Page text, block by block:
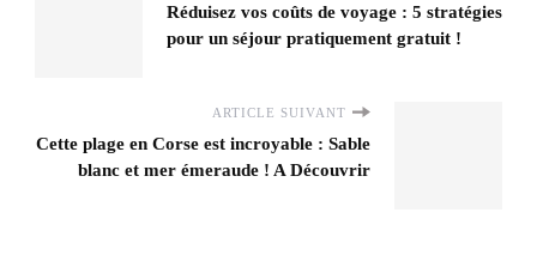
Réduisez vos coûts de voyage : 5 stratégies
pour un séjour pratiquement gratuit !
ARTICLE SUIVANT
Cette plage en Corse est incroyable : Sable
blanc et mer émeraude ! A Découvrir